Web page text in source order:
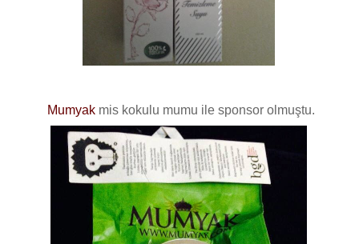
Mumyak mis kokulu mumu ile sponsor olmuştu.